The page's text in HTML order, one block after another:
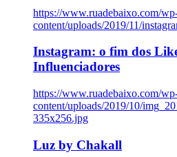
https://www.ruadebaixo.com/
content/uploads/2019/11/
Instagram: o fim dos
Influenciadores
https://www.ruadebaixo.com/
content/uploads/2019/10/
335x256.jpg
Luz by Chakall